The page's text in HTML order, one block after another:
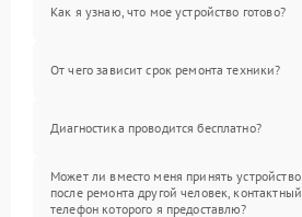
Как я узнаю, что мое устройство готово?
От чего зависит срок ремонта техники?
Диагностика проводится бесплатно?
Может ли вместо меня принять устройство
после ремонта другой человек, контактный
телефон которого я предоставлю?